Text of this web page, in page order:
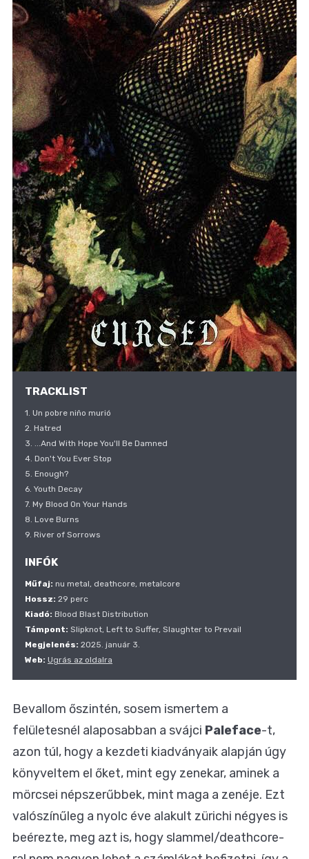
TRACKLIST
1. Un pobre niño murió
2. Hatred
3. ...And With Hope You'll Be Damned
4. Don't You Ever Stop
5. Enough?
6. Youth Decay
7. My Blood On Your Hands
8. Love Burns
9. River of Sorrows
INFÓK
Műfaj: nu metal, deathcore, metalcore
Hossz: 29 perc
Kiadó: Blood Blast Distribution
Támpont: Slipknot, Left to Suffer, Slaughter to Prevail
Megjelenés: 2025. január 3.
Web: Ugrás az oldalra
Bevallom őszintén, sosem ismertem a
felületesnél alaposabban a svájci Paleface-t,
azon túl, hogy a kezdeti kiadványaik alapján úgy
könyveltem el őket, mint egy zenekar, aminek a
mörcsei népszerűbbek, mint maga a zenéje. Ezt
valószínűleg a nyolc éve alakult zürichi négyes is
beérezte, meg azt is, hogy slammel/deathcore-